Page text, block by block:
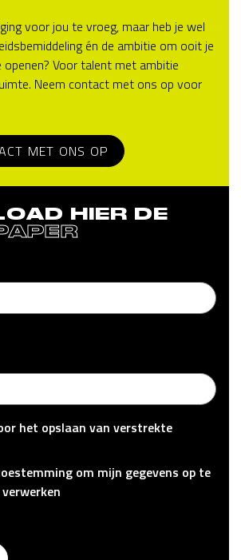
voor jou te vroeg, maar heb je wel
én de ambitie om ooit je
Voor talent met ambitie
Neem contact met ons op voor
MET ONS OP
HIER DE
het opslaan van verstrekte
om mijn gegevens op te